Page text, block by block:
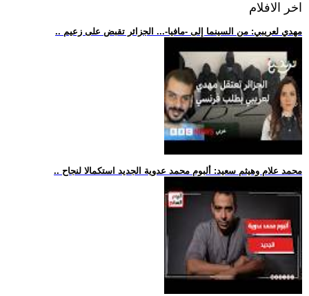
اخر الافلام
.. مهدي لعريبي: من السينما إلى -مافيا-... الجزائر تقبض على زعيم
.. محمد علام وهيثم سعيد: ألبوم محمد عدوية الجديد استكمالا لنجاح